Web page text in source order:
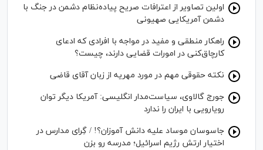
اولین تصاویر از اعترافات صریح پیاده‌نظام‌ دشمن در جنگ با
دشمن آمریکایی صهیونی
راهکار منطقی و مفید در مواجه با افرادی که ادعای
کارچاق‌کنی در امورات قضایی دارند، چیست؟
نکته حقوقی مهم در مورد مهریه از زبان آقای قاضی
جورج گالاوی، سیاست‌مدار انگلیسی: آمریکا دیگر توان
رویارویی با ایران را ندارد
جاسوسان موساد علیه دانش آموزان؟! / گِرای مدارس در
اختیار ارتش رژیم اسرائیل؛ مدرسه رو بزن